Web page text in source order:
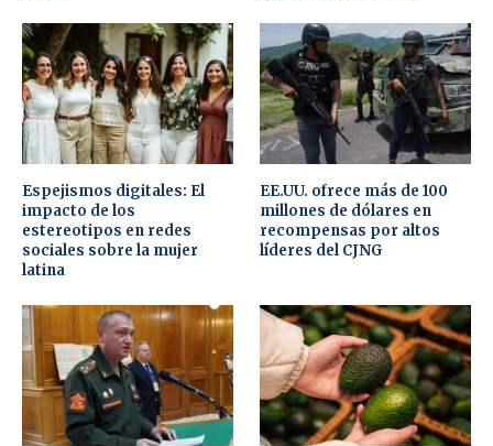
Espejismos digitales: El
impacto de los
estereotipos en redes
sociales sobre la mujer
latina
EE.UU. ofrece más de 100
millones de dólares en
recompensas por altos
líderes del CJNG